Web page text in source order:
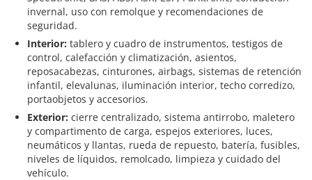
invernal, uso con remolque y recomendaciones de
seguridad.
Interior: tablero y cuadro de instrumentos, testigos de
control, calefacción y climatización, asientos,
reposacabezas, cinturones, airbags, sistemas de retención
infantil, elevalunas, iluminación interior, techo corredizo,
portaobjetos y accesorios.
Exterior: cierre centralizado, sistema antirrobo, maletero
y compartimento de carga, espejos exteriores, luces,
neumáticos y llantas, rueda de repuesto, batería, fusibles,
niveles de líquidos, remolcado, limpieza y cuidado del
vehículo.